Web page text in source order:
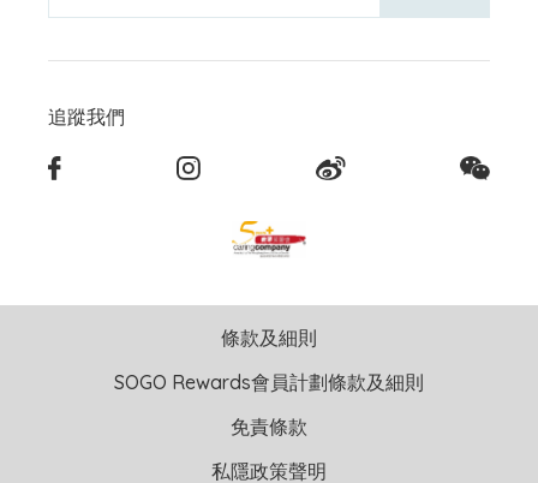
追蹤我們
條款及細則
SOGO Rewards會員計劃條款及細則
免責條款
私隱政策聲明